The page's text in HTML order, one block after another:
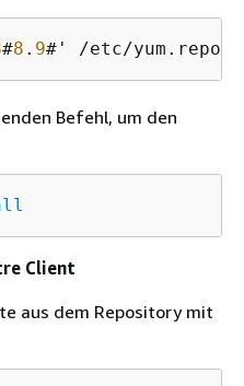
#8 . 9#' /etc/
Befehl, um den
Client
aus dem Repository mit